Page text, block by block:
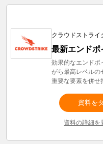
クラウドストライ
最新エンドポ
効果的なエンドポ
がら最高レベルの
重要な要素を併せ
資料を
資料の詳細を